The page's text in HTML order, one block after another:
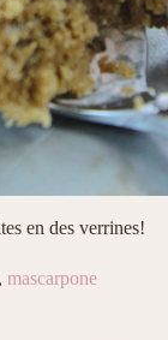
en des verrines!
, mascarpone